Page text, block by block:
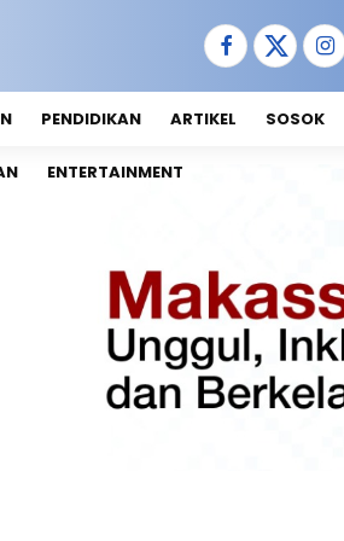
PENDIDIKAN ARTIKEL SOSOK
ENTERTAINMENT